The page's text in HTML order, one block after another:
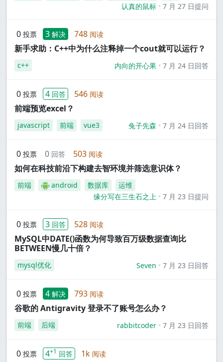
认真的鼠标
7 月 27 日提问
0 投票 3 解决 748 阅读
新手求助：C++中为什么注释掉一个cout就可以运行？
c++ 内向的开心果 7 月 24 日回答
0 投票 4 回答 546 阅读
前端预览excel？
javascript 前端 vue3 兔子先森 7 月 24 日回答
0 投票 0 回答 503 阅读
如何在科技前沿下构建去智环境并筛选意识体？
前端 android 数据库
运维
缘分写在三生石之上
7 月 23 日提问
0 投票 3 回答 528 阅读
MySQL中DATE()函数为何导致百万级数据查询比
BETWEEN慢几十倍？
mysql优化 Seven 7 月 23 日回答
0 投票 4 解决 793 阅读
谷歌的 Antigravity 登录不了账号怎么办？
前端 后端 rabbitcoder 7 月 23 日回答
0 投票 4+1 回答 1k 阅读